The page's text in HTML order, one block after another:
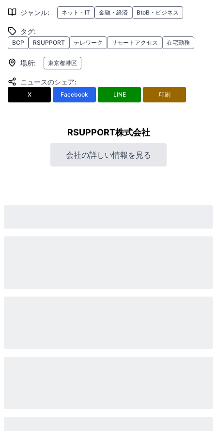
ジャンル: ネット・IT 金融・経済 BtoB・ビジネス
タグ:
BCP RSUPPORT テレワーク リモートアクセス 在宅勤務
場所: 東京都港区
ニュースのシェア:
X Facebook LINE 印刷
RSUPPORT株式会社
会社の詳しい情報を見る